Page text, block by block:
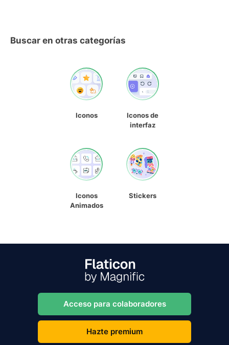
Buscar en otras categorías
Iconos
Iconos de
interfaz
Iconos
Animados
Stickers
Acceso para colaboradores
Hazte premium